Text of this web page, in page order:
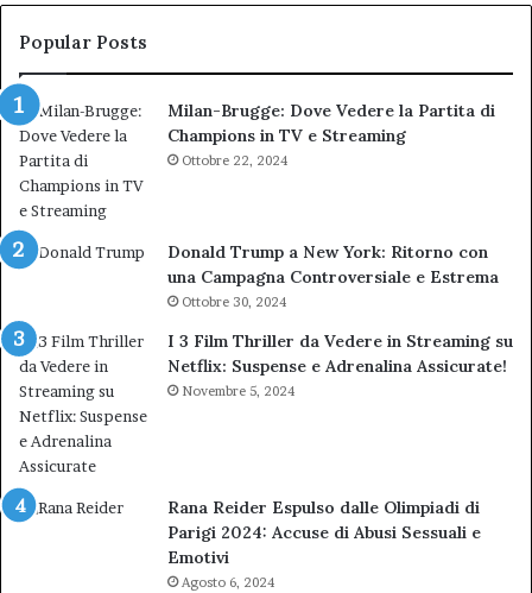
bocciatura
del
Popular Posts
Milan-Brugge: Dove Vedere la Partita di
Champions in TV e Streaming
Ottobre 22, 2024
Donald Trump a New York: Ritorno con
una Campagna Controversiale e Estrema
Ottobre 30, 2024
I 3 Film Thriller da Vedere in Streaming su
Netflix: Suspense e Adrenalina Assicurate!
Novembre 5, 2024
Rana Reider Espulso dalle Olimpiadi di
Parigi 2024: Accuse di Abusi Sessuali e
Emotivi
Agosto 6, 2024